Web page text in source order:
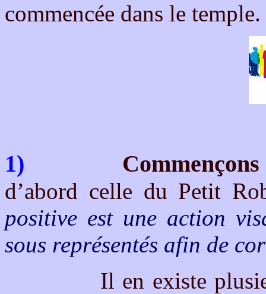
commencée dans le temple.
1) Commençons
d’abord celle du Petit
positive est une action
sous représentés afin de
Il en existe